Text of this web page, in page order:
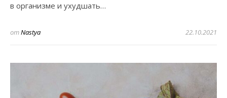
в организме и ухудшать…
отNastya 22.10.2021